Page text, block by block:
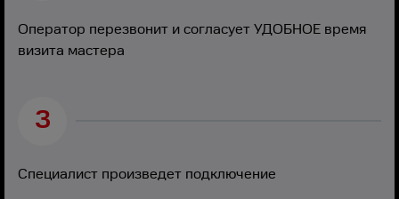
Оператор перезвонит и согласует УДОБНОЕ время
визита мастера
3
Специалист произведет подключение